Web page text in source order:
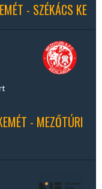
- SZÉKÁCS KE
- MEZŐTÚRI